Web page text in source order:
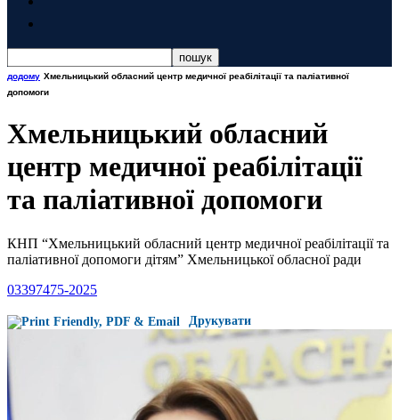
додому Хмельницький обласний центр медичної реабілітації та паліативної
допомоги
Хмельницький обласний
центр медичної реабілітації
та паліативної допомоги
КНП “Хмельницький обласний центр медичної реабілітації та
паліативної допомоги дітям” Хмельницької обласної ради
03397475-2025
Друкувати